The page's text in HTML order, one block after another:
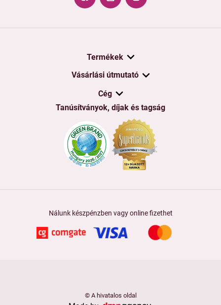
Termékek
Vásárlási útmutató
Cég
Tanúsítványok, díjak és tagság
Nálunk készpénzben vagy online fizethet
© A hivatalos oldal